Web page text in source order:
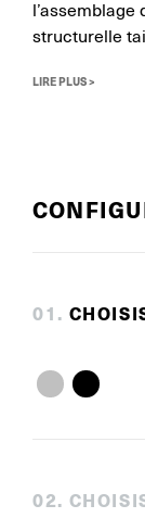
structurelle
LIRE PLUS >
01 .
02.